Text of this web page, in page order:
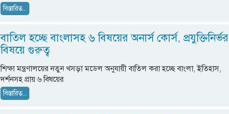
বিস্তারিত...
বাতিল হচ্ছে বাংলাসহ ৬ বিষয়ের অনার্স কোর্স, প্রযুক্তিনির্ভর
বিষয়ে গুরুত্ব
শিক্ষা মন্ত্রণালয়ের নতুন খসড়া মডেল অনুযায়ী বাতিল করা হচ্ছে বাংলা, ইতিহাস,
দর্শনসহ প্রায় ৬ বিষয়ের
বিস্তারিত...